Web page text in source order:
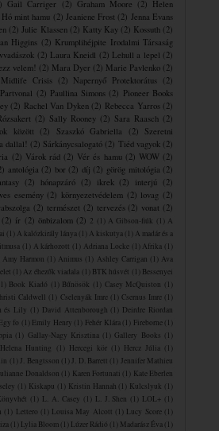
Gail Carriger (2) Graham Moore (2) Helen
Hó mint hamu (2) Jeaniene Frost (2) Jenna Evans
(2) Julie Klassen (2) Katty Kay (2) Kossuth (2)
Higgins (2) Krumplihéjpite ​Irodalmi Társaság
(2) Laura Kneidl (2) Lehull a lepel (2)
velem! (2) Mara Dyer (2) Marie Pavlenko (2)
Midlife Crisis (2) Napernyő Protektorátus (2)
Partvonal (2) Paullina Simons (2) Pioneer Books
(2) Rachel Van Dyken (2) Rebecca Yarros (2)
(2) Sally Rooney (2) Sara Raasch (2)
között (2) Szaszkó Gabriella (2)
Szeretni
dallal! (2) Sárkánycsalogató (2) Tiéd vagyok (2)
(2) Várok rád (2) Vér és hamu (2) WOW (2)
antológia (2) bor (2) díj (2) görög mitológia (2)
(2) hónapzáró (2) ikrek (2) interjú (2)
esemény (2) környezetvédelem (2) lovag (2)
(2) természet (2) tervezés (2) vonat (2)
(2) ír (2) önbizalom (2) 2 (1) A Gibson-fiúk (1) A
(1) A kalózkirály lánya (1) A kiskutya (1) A madár és a
(1) A ​kárhozott (1) Adriana Locke (1) Afrika
(1)
Amy Harmon (1) Animus (1) Ashley Carrigan (1) Ava
(1) Az éhezők viadala (1) BTK húsvét (1) Bessenyei
(1) Book Kiadó (1) Bűnösök (1) Casey McQuiston
(1)
Caldwell (1) Cselenyák Imre (1) Csernus Imre
(1)
és Lily (1) David Attenborough (1) Deirdre Riordan
Egy fo (1) Emily Henry (1) Fehér Klára (1) Fireborne (1)
(1) Gallay-Nagy Krisztina (1) Gallery Books
(1)
Helena Hunting (1) Hercegi kör (1) Hercz Júlia
(1)
(1)J. Bengtsson (1)J. D. Barrett (1) Jennifer Mathieu
Donaldson (1) Karen Fortunati (1) Kate Eberlen
(1) Kiskapu (1) Kristin Hannah (1) Kulcslyuk
(1)
(1) L. A. Casey (1) L. J. Shen (1) LOL+
(1)
(1) Lettero (1) Louisa May Alcott (1) Lucy Score
(1)
(1) Lylia Bloom (1) Lúzer Rádió (1) Madarász Éva (1)